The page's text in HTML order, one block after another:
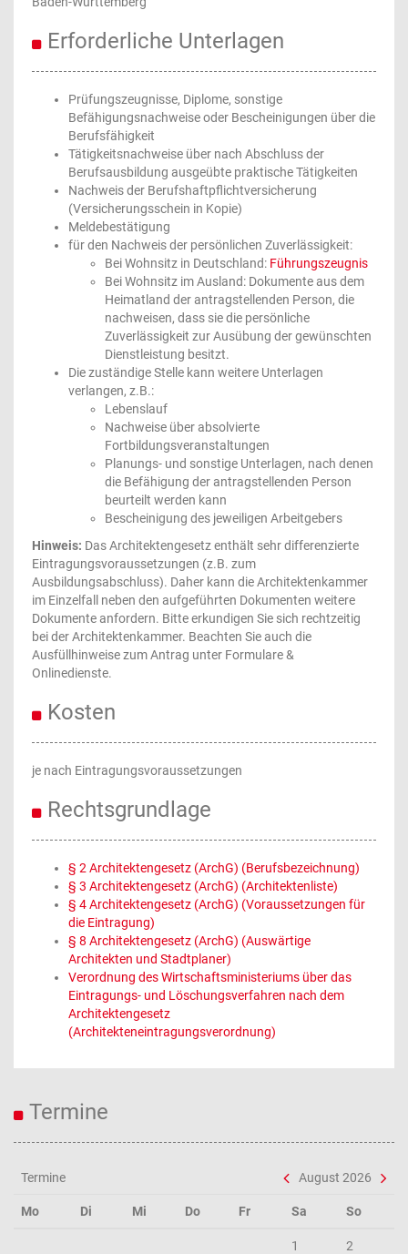
Erforderliche Unterlagen
Prüfungszeugnisse, Diplome, sonstige
Befähigungsnachweise oder Bescheinigungen über die
Berufsfähigkeit
Tätigkeitsnachweise über nach Abschluss der
Berufsausbildung ausgeübte praktische Tätigkeiten
Nachweis der Berufshaftpflichtversicherung
(Versicherungsschein in Kopie)
Meldebestätigung
für den Nachweis der persönlichen Zuverlässigkeit:
Bei Wohnsitz in Deutschland: Führungszeugnis
Bei Wohnsitz im Ausland: Dokumente aus dem
Heimatland der antragstellenden Person, die
nachweisen, dass sie die persönliche
Zuverlässigkeit zur Ausübung der gewünschten
Dienstleistung besitzt.
Die zuständige Stelle kann weitere Unterlagen
verlangen, z.B.:
Lebenslauf
Nachweise über absolvierte
Fortbildungsveranstaltungen
Planungs- und sonstige Unterlagen, nach denen
die Befähigung der antragstellenden Person
beurteilt werden kann
Bescheinigung des jeweiligen Arbeitgebers
Hinweis: Das Architektengesetz enthält sehr differenzierte
Eintragungsvoraussetzungen (z.B. zum
Ausbildungsabschluss). Daher kann die Architektenkammer
im Einzelfall neben den aufgeführten Dokumenten weitere
Dokumente anfordern. Bitte erkundigen Sie sich rechtzeitig
bei der Architektenkammer. Beachten Sie auch die
Ausfüllhinweise zum Antrag unter Formulare &
Onlinedienste.
Kosten
je nach Eintragungsvoraussetzungen
Rechtsgrundlage
§ 2 Architektengesetz (ArchG) (Berufsbezeichnung)
§ 3 Architektengesetz (ArchG) (Architektenliste)
§ 4 Architektengesetz (ArchG) (Voraussetzungen für
die Eintragung)
§ 8 Architektengesetz (ArchG) (Auswärtige
Architekten und Stadtplaner)
Verordnung des Wirtschaftsministeriums über das
Eintragungs- und Löschungsverfahren nach dem
Architektengesetz
(Architekteneintragungsverordnung)
Termine
Termine August 2026
Mo Di Mi Do Fr Sa So
1 2